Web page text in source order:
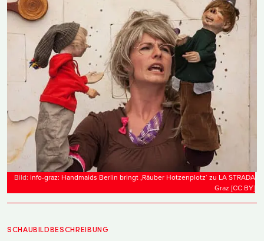
Bild: info-graz: Handmaids Berlin bringt ‚Räuber Hotzenplotz‘ zu LA STRADA
Graz [CC BY]
SCHAUBILDBESCHREIBUNG